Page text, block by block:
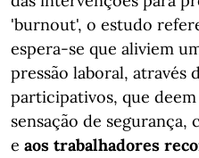
'burnout', o estudo
espera-se que aliviem
pressão laboral, através
participativos, que
sensação de
e aos trabalhadores